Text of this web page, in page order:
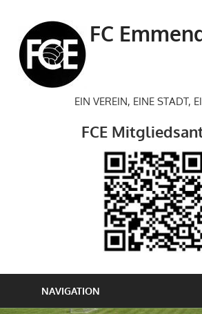
springen
FC
EIN VEREIN, EINE STADT,
FCE
NAVIGATION